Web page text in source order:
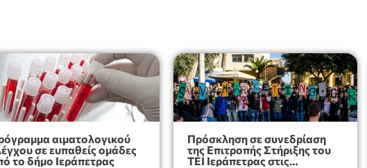
αιματολογικού
σε ευπαθείς ομάδες
το δήμο Ιεράπετρας
Πρόσκληση σε συνεδρίαση
της Επιτροπής Στήριξης του
ΤΕΙ Ιεράπετρας στις